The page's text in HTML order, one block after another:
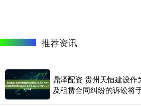
推荐资讯
鼎泽配资 贵州天恒建设
及租赁合同纠纷的诉讼将